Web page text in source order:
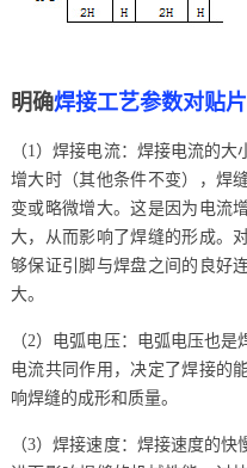
明确焊接工艺参数对贴
（1）焊接电流：焊接电流的
增大时（其他条件不变），焊
变或略微增大。这是因为电流
大，从而影响了焊缝的形成。
够保证引脚与焊盘之间的良好
大。
（2）电弧电压：电弧电压也
电流共同作用，决定了焊接的
响焊缝的成形和质量。
（3）焊接速度：焊接速度的